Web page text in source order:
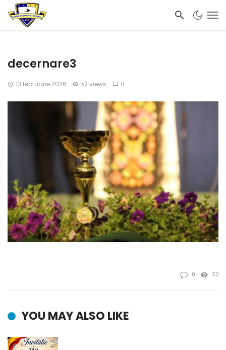
decernare3
13 februarie 2026 52 views 0
0 52
YOU MAY ALSO LIKE